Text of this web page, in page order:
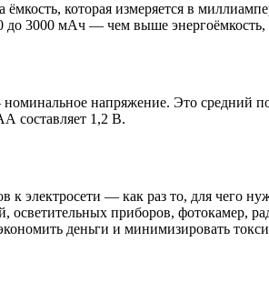
которая измеряется в
до 3000 мАч — чем выше
напряжение. Это средний
составляет 1,2 В.
к электросети — как раз то, для чего
приборов, фотокамер,
деньги и минимизировать